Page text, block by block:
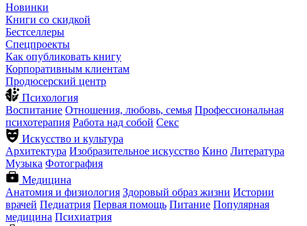
Новинки
Книги со скидкой
Бестселлеры
Спецпроекты
Как опубликовать книгу
Корпоративным клиентам
Продюсерский центр
Психология
Воспитание Отношения, любовь, семья Профессиональная
психотерапия Работа над собой Секс
Искусство и культура
Архитектура Изобразительное искусство Кино Литература
Музыка Фотография
Медицина
Анатомия и физиология Здоровый образ жизни Истории
врачей Педиатрия Первая помощь Питание Популярная
медицина Психиатрия